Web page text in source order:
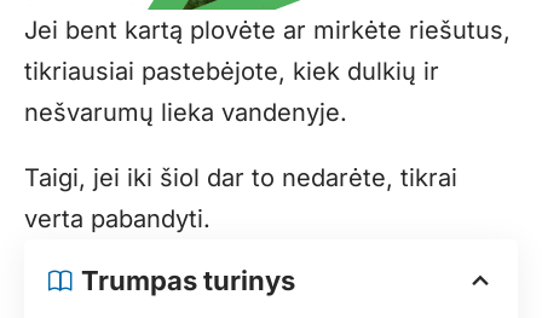
Jei bent kartą plovėte ar mirkėte riešutus,
tikriausiai pastebėjote, kiek dulkių ir
nešvarumų lieka vandenyje.
Taigi, jei iki šiol dar to nedarėte, tikrai
verta pabandyti.
Trumpas turinys